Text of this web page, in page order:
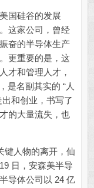
国硅谷的发展
这家公司，曾经
奋的半导体生产
更重要的是，这
才和管理人才，
是名副其实的 “人
和创业，书写了
的大量流失，也
人物的离开，仙
日，安森美半导
导体公司以 24 亿